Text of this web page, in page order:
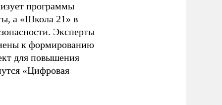
программы
а «Школа 21» в
Эксперты
к формированию
для повышения
«Цифровая